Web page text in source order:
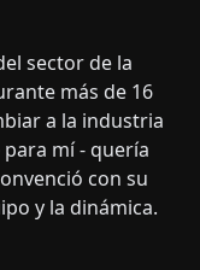
sector de la
más de 16
a la industria
mí - quería
con su
y la dinámica.